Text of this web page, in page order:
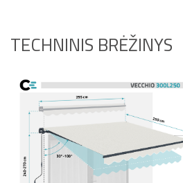
TECHNINIS BRĖŽINYS